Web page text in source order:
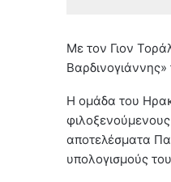
Με τον Γιον
Βαρδινογιάννης»
Η ομάδα του
αποτελέσματα
υπολογισμούς